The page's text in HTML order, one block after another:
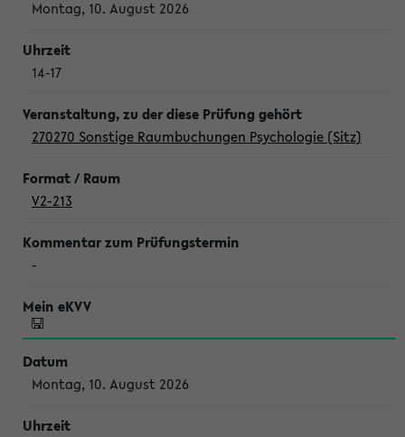
Montag, 10. August 2026
14-17
270270 Sonstige Raumbuchungen Psychologie (Sitz)
V2-213
-
Montag, 10. August 2026